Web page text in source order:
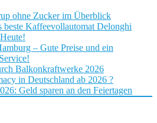
ohne Zucker im Überblick
beste Kaffeevollautomat Delonghi
– Gute Preise und ein
Balkonkraftwerke 2026
in Deutschland ab 2026 ?
Geld sparen an den Feiertagen